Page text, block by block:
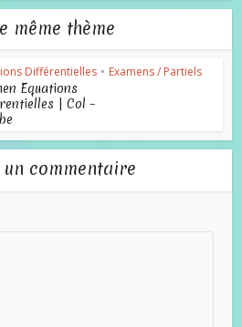
même thème
Différentielles • Examens / Partiels
Equations
| Col –
commentaire